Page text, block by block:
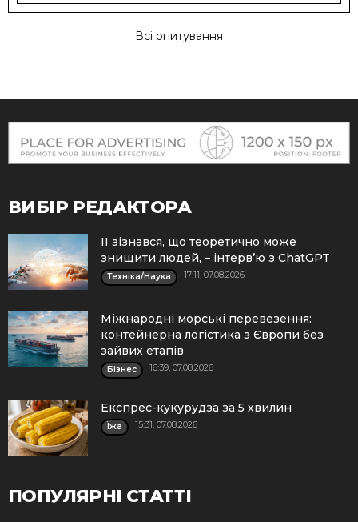
Всі опитування
ВИБІР РЕДАКТОРА
ІІ зізнався, що теоретично може
знищити людей, – інтерв’ю з ChatGPT
Техніка/Наука 17:11, 07.08.2026
Міжнародні морські перевезення:
контейнерна логістика з Європи без
зайвих етапів
Бізнес 16:39, 07.08.2026
Експрес-кукурудза за 5 хвилин
Їжа 15:31, 07.08.2026
ПОПУЛЯРНІ СТАТТІ